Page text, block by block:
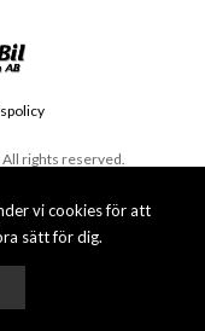
vi cookies för att
sätt för dig.
rights reserved.